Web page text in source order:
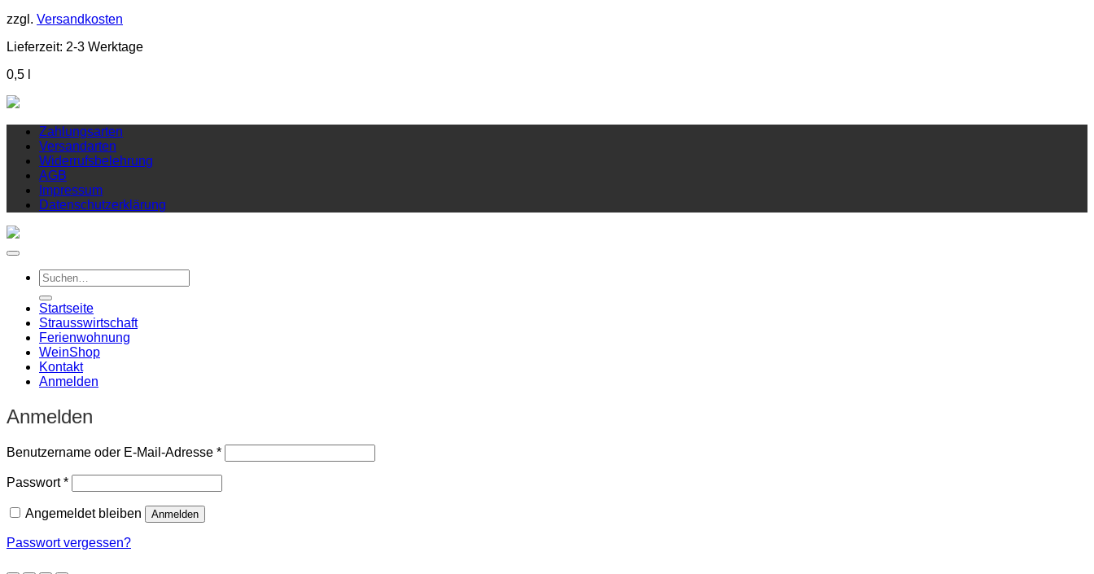
zzgl. Versandkosten
Lieferzeit: 2-3 Werktage
0,5
Zahlungsarten
Versandarten
Widerrufsbelehrung
AGB
Impressum
Datenschutzerklärung
Suchen
nach:
Startseite
Strausswirtschaft
Ferienwohnung
WeinShop
Kontakt
Anmelden
Anmelden
Benutzername oder E-Mail-Adresse *Erforderlich
Passwort*Erforderlich
Angemeldet bleiben Anmelden
Passwort vergessen?